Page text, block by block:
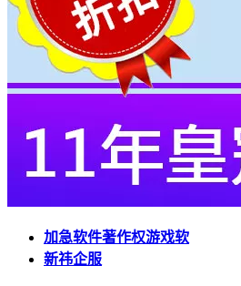
加急软件著作权游戏软
新祎企服